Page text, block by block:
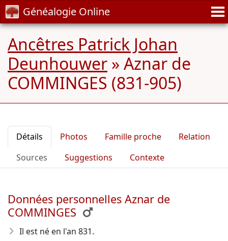
Généalogie Online
Ancêtres Patrick Johan
Deunhouwer » Aznar de
COMMINGES (831-905)
Détails Photos Famille proche
Relation
Sources
Suggestions Contexte
Données personnelles Aznar de
COMMINGES
Il est né en l'an 831.